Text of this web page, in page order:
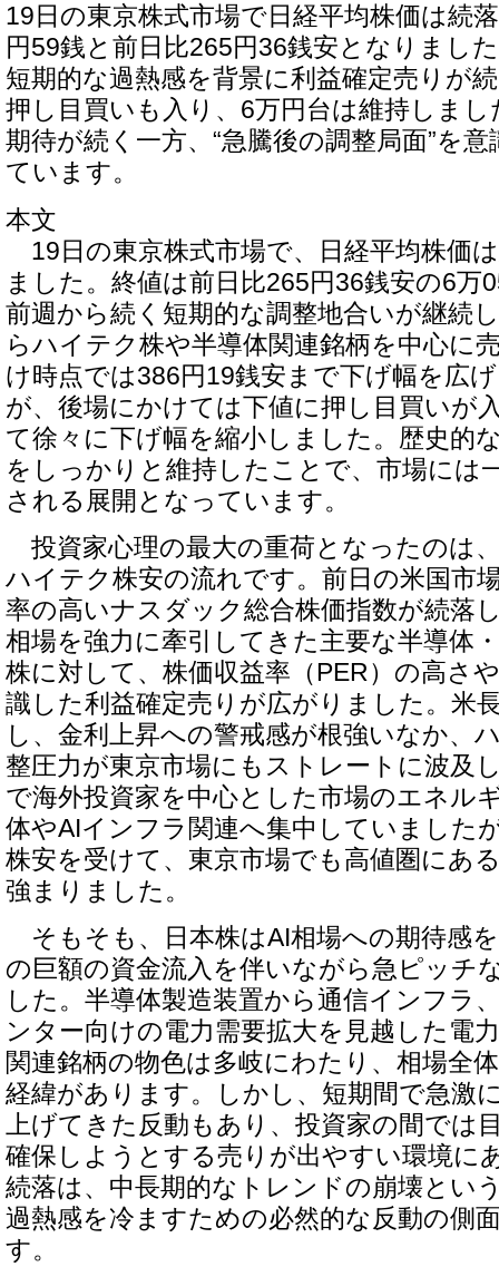
19日の東京株式市場で日経平均株価は続
円59銭と前日比265円36銭安となりまし
短期的な過熱感を背景に利益確定売りが
押し目買いも入り、6万円台は維持しま
期待が続く一方、“急騰後の調整局面”を
ています。
本文
19日の東京株式市場で、日経平均株価
ました。終値は前日比265円36銭安の6万
前週から続く短期的な調整地合いが継続
らハイテク株や半導体関連銘柄を中心に
け時点では386円19銭安まで下げ幅を広
が、後場にかけては下値に押し目買いが
て徐々に下げ幅を縮小しました。歴史的
をしっかりと維持したことで、市場には
される展開となっています。
投資家心理の最大の重荷となったのは
ハイテク株安の流れです。前日の米国市
率の高いナスダック総合株価指数が続落
相場を強力に牽引してきた主要な半導体
株に対して、株価収益率（PER）の高さ
識した利益確定売りが広がりました。米
し、金利上昇への警戒感が根強いなか、
整圧力が東京市場にもストレートに波及
で海外投資家を中心とした市場のエネル
体やAIインフラ関連へ集中していました
株安を受けて、東京市場でも高値圏にあ
強まりました。
そもそも、日本株はAI相場への期待感
の巨額の資金流入を伴いながら急ピッチ
した。半導体製造装置から通信インフラ
ンター向けの電力需要拡大を見越した電
関連銘柄の物色は多岐にわたり、相場全
経緯があります。しかし、短期間で急激
上げてきた反動もあり、投資家の間では
確保しようとする売りが出やすい環境に
続落は、中長期的なトレンドの崩壊とい
過熱感を冷ますための必然的な反動の側
す。